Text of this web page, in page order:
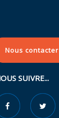
Nous contacter
SUIVRE...